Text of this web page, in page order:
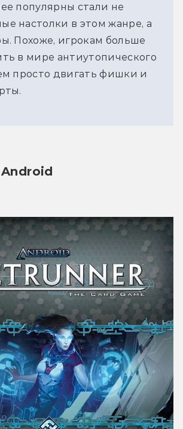
популярны стали не
настолки в этом жанре, а
Похоже, игрокам больше
в мире антиутопического
просто двигать фишки и